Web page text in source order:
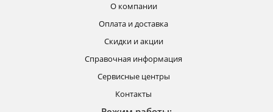
О компании
Оплата и доставка
Скидки и акции
Справочная информация
Сервисные центры
Контакты